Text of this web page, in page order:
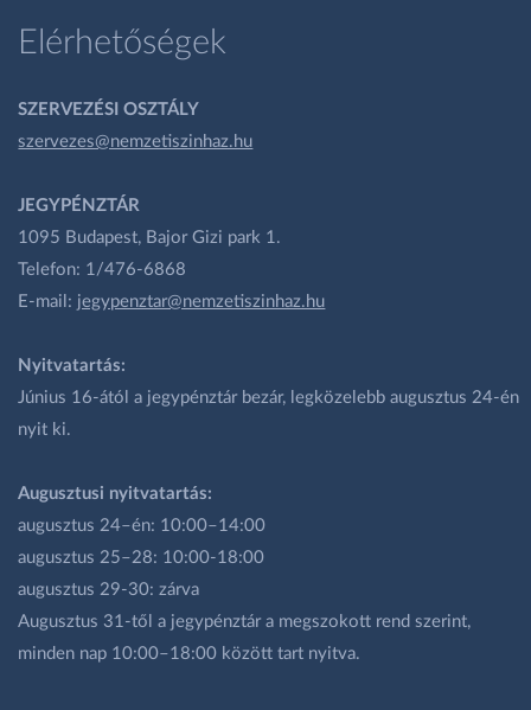
Elérhetőségek
SZERVEZÉSI OSZTÁLY
szervezes@nemzetiszinhaz.hu
JEGYPÉNZTÁR
1095 Budapest, Bajor Gizi park 1.
Telefon: 1/476-6868
E-mail: jegypenztar@nemzetiszinhaz.hu
Nyitvatartás:
Június 16-ától a jegypénztár bezár, legközelebb augusztus 24-én
nyit ki.
Augusztusi nyitvatartás:
augusztus 24–én: 10:00–14:00
augusztus 25–28: 10:00-18:00
augusztus 29-30: zárva
Augusztus 31-től a jegypénztár a megszokott rend szerint,
minden nap 10:00–18:00 között tart nyitva.